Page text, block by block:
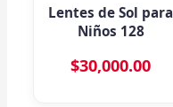
Lentes de Sol para
Niños 128
$30,000.00